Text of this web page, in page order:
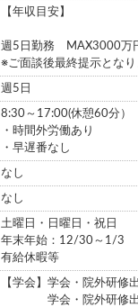
【年収目安】
週5日勤務 MAX3000万
※ご面談後最終提示となり
週5日
8:30～17:00(休憩60分）
・時間外労働あり
・早遅番なし
なし
なし
土曜日・日曜日・祝日
年末年始：12/30～1/3
有給休暇等
【学会】学会・院外研
学会・院外研修出